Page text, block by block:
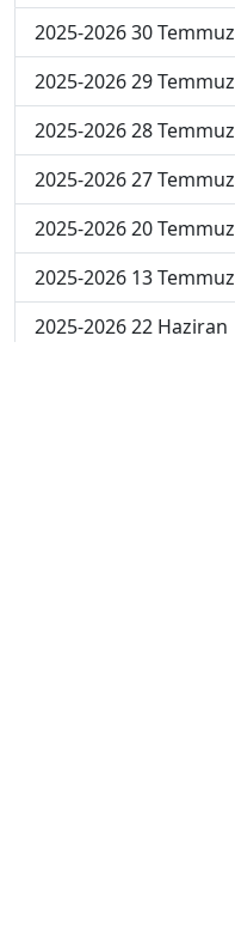
2025-2026 30 Temmuz
2025-2026 29 Temmuz
2025-2026 28 Temmuz
2025-2026 27 Temmuz
2025-2026 20 Temmuz
2025-2026 13 Temmuz
2025-2026 22 Haziran